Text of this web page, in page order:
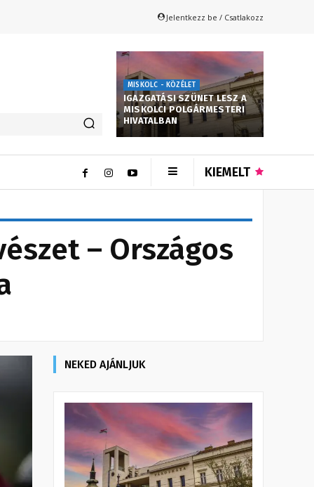
Jelentkezz be / Csatlakozz
MISKOLC - KÖZÉLET
IGAZGATÁSI SZÜNET LESZ A
MISKOLCI POLGÁRMESTERI
HIVATALBAN
KIEMELT
– Országos
NEKED AJÁNLJUK